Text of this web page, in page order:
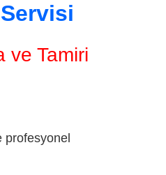
ve Tamiri
profesyonel